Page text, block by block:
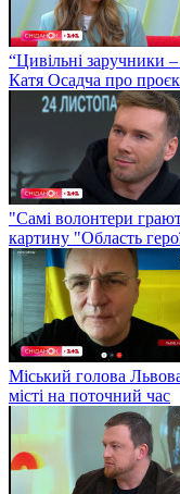
“Цивільні заручники
Катя Осадча про
"Самі волонтери
картину "Область
Міський голова
місті на поточний час